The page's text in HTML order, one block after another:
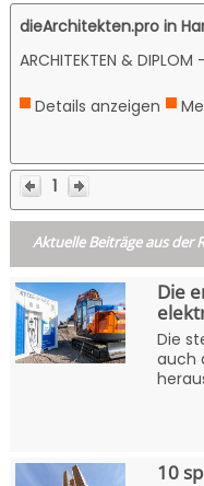
dieArchitekten.pro in
ARCHITEKTEN & DIPLOM -
Details anzeigen
1
Aktuelle Beiträge aus der
Die
Die
auch
10